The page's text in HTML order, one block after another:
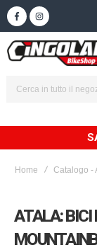
Home Catalogo -
ATALA: BICI